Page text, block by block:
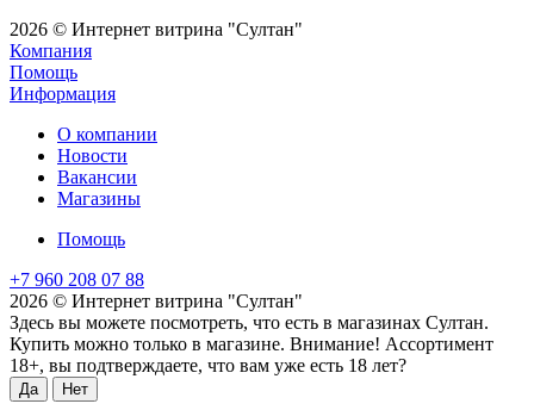
2026 © Интернет витрина "Султан"
Компания
Помощь
Информация
О компании
Новости
Вакансии
Магазины
Помощь
+7 960 208 07 88
2026 © Интернет витрина "Султан"
Здесь вы можете посмотреть, что есть в магазинах Султан.
Купить можно только в магазине. Внимание! Ассортимент
18+, вы подтверждаете, что вам уже есть 18 лет?